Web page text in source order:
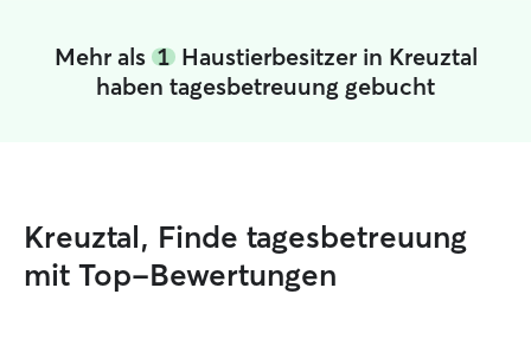
Mehr als 1Haustierbesitzer in Kreuztal
haben tagesbetreuung gebucht
Kreuztal, Finde tagesbetreuung
mit Top-Bewertungen